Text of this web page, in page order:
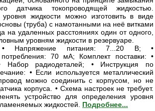
датчика токопроводящей жидкостью.
жидкости можно изготовить в виде
(труба) с намотанными на неё витками
на удаленных расстояниях один от одного,
уровням жидкости в резервуаре.
Напряжение питания: 7...20 В; •
70 мА; Комплект поставки: •
Набор радиодеталей; • Инструкция по
• Если используется металлический
можно соединить с корпусом, но не
корпуса. • Схема настроек не требует.
устройство для определения уровня
жидкостей. Подробнее...